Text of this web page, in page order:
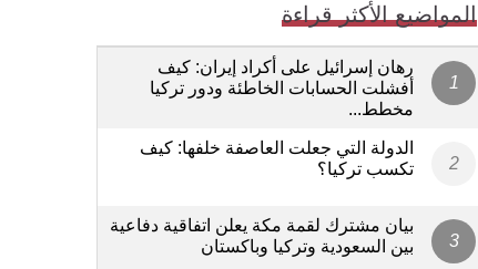
المواضيع الأكثر قراءة
رهان إسرائيل على أكراد إيران: كيف
أفشلت الحسابات الخاطئة ودور تركيا
مخطط...
الدولة التي جعلت العاصفة خلفها: كيف
تكسب تركيا؟
بيان مشترك لقمة مكة يعلن اتفاقية دفاعية
بين السعودية وتركيا وباكستان